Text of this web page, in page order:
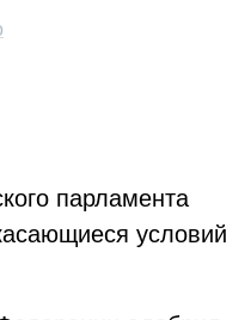
парламента
условий